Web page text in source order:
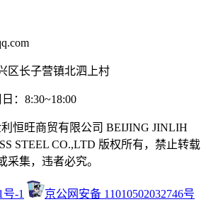
区长子营镇北泗上村
：8:30~18:00
恒旺商贸有限公司 BEIJING JINLIH
STEEL CO.,LTD 版权所有，禁止转载
采集，违者必究。
号-1 京公网安备 11010502032746号